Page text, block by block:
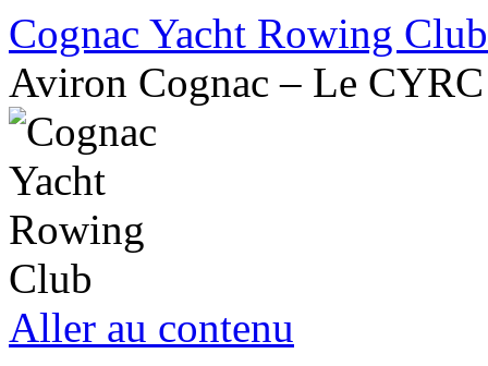
Cognac Yacht Rowing Club
Aviron Cognac – Le CYRC
Aller au contenu